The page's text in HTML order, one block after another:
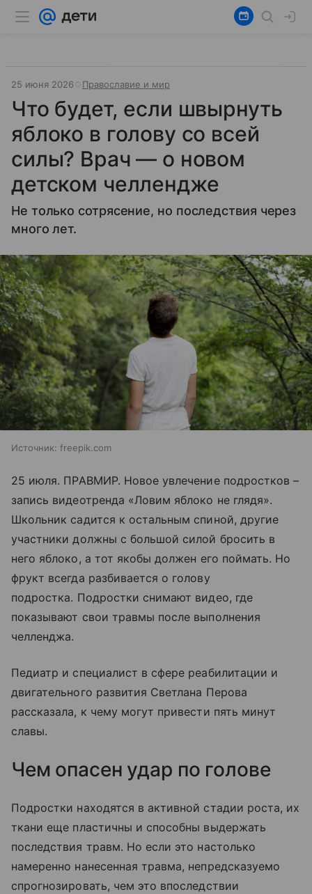
25 июня 2026 Православие и мир
Что будет, если швырнуть
яблоко в голову со всей
силы? Врач — о новом
детском челлендже
Не только сотрясение, но последствия через
много лет.
Источник: freepik.com
25 июля. ПРАВМИР. Новое увлечение подростков –
запись видеотренда «Ловим яблоко не глядя».
Школьник садится к остальным спиной, другие
участники должны с большой силой бросить в
него яблоко, а тот якобы должен его поймать. Но
фрукт всегда разбивается о голову
подростка. Подростки снимают видео, где
показывают свои травмы после выполнения
челленджа.
Педиатр и специалист в сфере реабилитации и
двигательного развития Светлана Перова
рассказала, к чему могут привести пять минут
славы.
Чем опасен удар по голове
Подростки находятся в активной стадии роста, их
ткани еще пластичны и способны выдержать
последствия травм. Но если это настолько
намеренно нанесенная травма, непредсказуемо
спрогнозировать, чем это впоследствии